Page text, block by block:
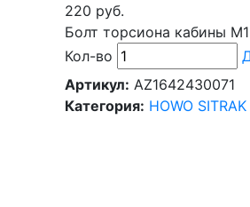
220 руб.
Болт торсиона кабины
Кол-во
Артикул: AZ1642430071
Категория: HOWO SITRAK